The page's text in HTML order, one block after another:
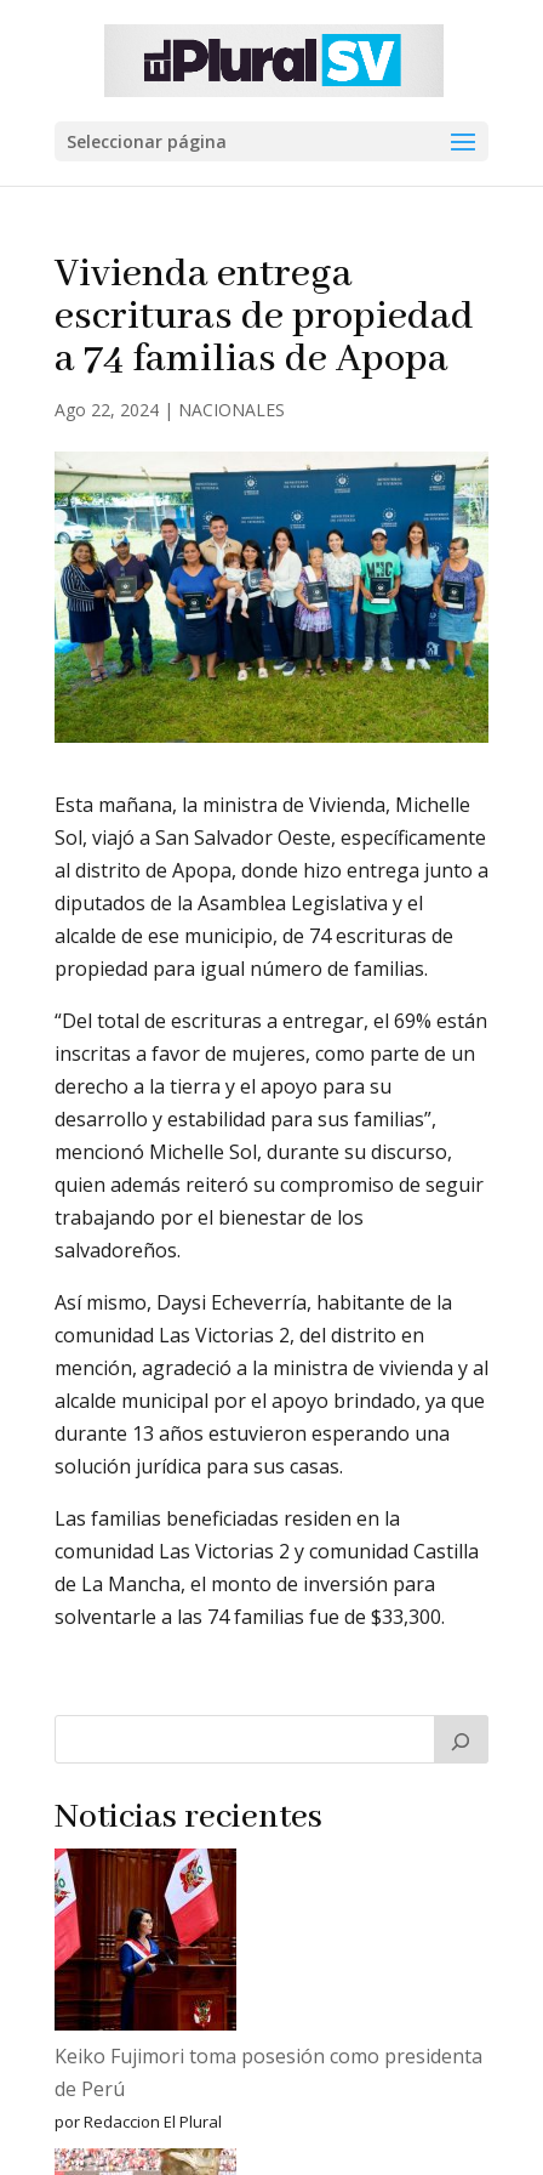
Seleccionar página
Vivienda entrega
escrituras de propiedad
a 74 familias de Apopa
Ago 22, 2024| NACIONALES
Esta mañana, la ministra de Vivienda, Michelle
Sol, viajó a San Salvador Oeste, específicamente
al distrito de Apopa, donde hizo entrega junto a
diputados de la Asamblea Legislativa y el
alcalde de ese municipio, de 74 escrituras de
propiedad para igual número de familias.
“Del total de escrituras a entregar, el 69% están
inscritas a favor de mujeres, como parte de un
derecho a la tierra y el apoyo para su
desarrollo y estabilidad para sus familias”,
mencionó Michelle Sol, durante su discurso,
quien además reiteró su compromiso de seguir
trabajando por el bienestar de los
salvadoreños.
Así mismo, Daysi Echeverría, habitante de la
comunidad Las Victorias 2, del distrito en
mención, agradeció a la ministra de vivienda y al
alcalde municipal por el apoyo brindado, ya que
durante 13 años estuvieron esperando una
solución jurídica para sus casas.
Las familias beneficiadas residen en la
comunidad Las Victorias 2 y comunidad Castilla
de La Mancha, el monto de inversión para
solventarle a las 74 familias fue de $33,300.
Noticias recientes
Keiko Fujimori toma posesión como presidenta
de Perú
por Redaccion El Plural